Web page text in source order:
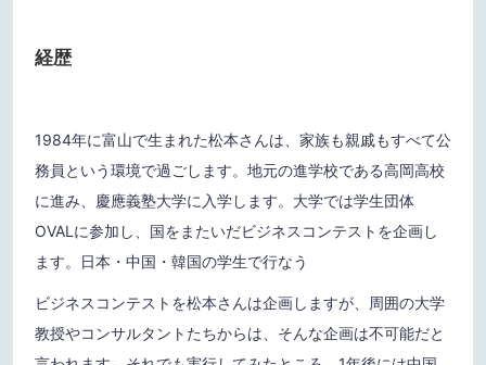
経歴
1984年に富山で生まれた松本さんは、家族も親戚もすべて公
務員という環境で過ごします。地元の進学校である高岡高校
に進み、慶應義塾大学に入学します。大学では学生団体
OVALに参加し、国をまたいだビジネスコンテストを企画し
ます。日本・中国・韓国の学生で行なう
ビジネスコンテストを松本さんは企画しますが、周囲の大学
教授やコンサルタントたちからは、そんな企画は不可能だと